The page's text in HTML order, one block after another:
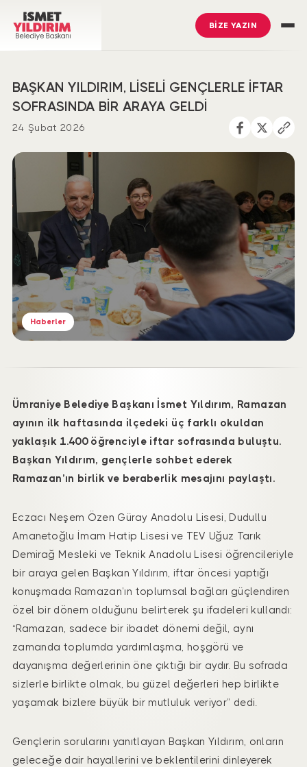
İsmet Yıldırım’ı Takip Edin
Ümraniye Belediyesi’ni Takip Edin
BİZE YAZIN
Haberler
24 Şubat 2026
BAŞKAN YILDIRIM, LİSELİ GENÇLERLE İFTAR
SOFRASINDA BİR ARAYA GELDİ
Ümraniye Belediye Başkanı İsmet Yıldırım, Ramazan
ayının ilk haftasında ilçedeki üç farklı okuldan
yaklaşık 1.400 öğrenciyle iftar sofrasında buluştu.
Başkan Yıldırım, gençlerle sohbet ederek
Ramazan’ın birlik ve beraberlik mesajını paylaştı.
Eczacı Neşem Özen Güray Anadolu Lisesi, Dudullu
Amanetoğlu İmam Hatip Lisesi ve TEV Uğuz Tarık
Demirağ Mesleki ve Teknik Anadolu Lisesi öğrencileriyle
bir araya gelen Başkan Yıldırım, iftar öncesi yaptığı
konuşmada Ramazan’ın toplumsal bağları güçlendiren
özel bir dönem olduğunu belirterek şu ifadeleri kullandı:
“Ramazan, sadece bir ibadet dönemi değil, aynı
zamanda toplumda yardımlaşma, hoşgörü ve
dayanışma değerlerinin öne çıktığı bir aydır. Bu sofrada
sizlerle birlikte olmak, bu güzel değerleri hep birlikte
yaşamak bizlere büyük bir mutluluk veriyor” dedi.
Gençlerin sorularını yanıtlayan Başkan Yıldırım, onların
geleceğe dair hayallerini ve beklentilerini dinleyerek